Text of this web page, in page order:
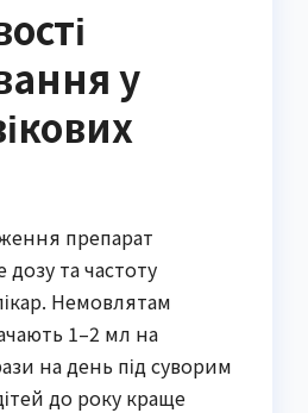
у
препарат
та частоту
Немовлятам
1–2 мл на
на день під суворим
до року краще